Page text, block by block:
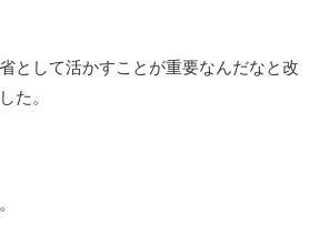
として活かすことが重要なんだなと改
た。